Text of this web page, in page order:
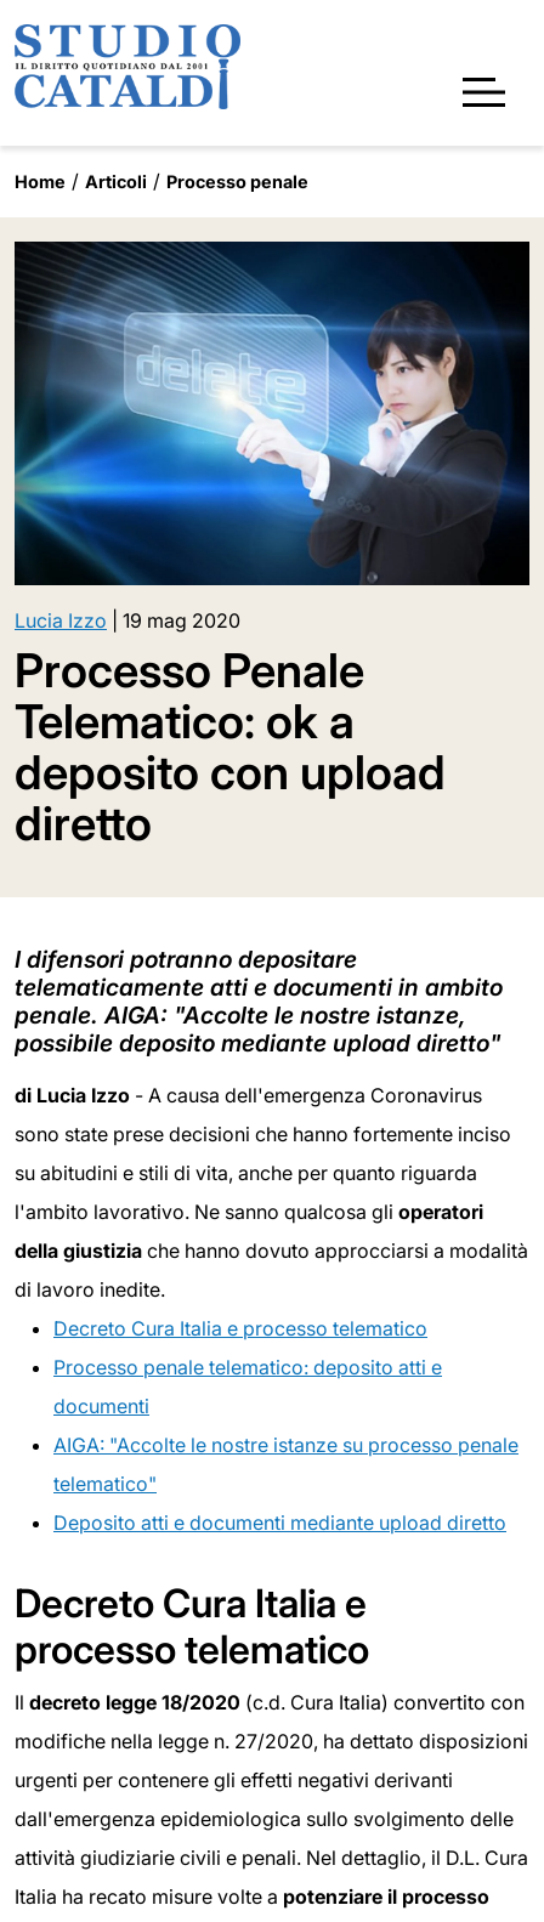
Home Articoli Processo penale
Lucia Izzo 19 mag 2020
Processo Penale
Telematico: ok a
deposito con upload
diretto
I difensori potranno depositare
telematicamente atti e documenti in ambito
penale. AIGA: "Accolte le nostre istanze,
possibile deposito mediante upload diretto"
di Lucia Izzo - A causa dell'emergenza Coronavirus
sono state prese decisioni che hanno fortemente inciso
su abitudini e stili di vita, anche per quanto riguarda
l'ambito lavorativo. Ne sanno qualcosa gli operatori
della giustizia che hanno dovuto approcciarsi a modalità
di lavoro inedite.
Decreto Cura Italia e processo telematico
Processo penale telematico: deposito atti e
documenti
AIGA: "Accolte le nostre istanze su processo penale
telematico"
Deposito atti e documenti mediante upload diretto
Decreto Cura Italia e
processo telematico
Il decreto legge 18/2020 (c.d. Cura Italia) convertito con
modifiche nella legge n. 27/2020, ha dettato disposizioni
urgenti per contenere gli effetti negativi derivanti
dall'emergenza epidemiologica sullo svolgimento delle
attività giudiziarie civili e penali. Nel dettaglio, il D.L. Cura
Italia ha recato misure volte a potenziare il processo